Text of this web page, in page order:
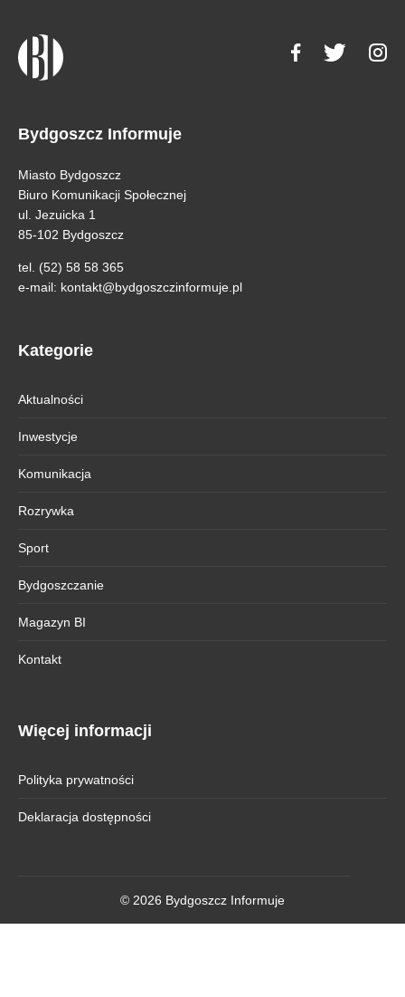
Bydgoszcz Informuje
Miasto Bydgoszcz
Biuro Komunikacji Społecznej
ul. Jezuicka 1
85-102 Bydgoszcz
tel. (52) 58 58 365
e-mail: kontakt@bydgoszczinformuje.pl
Kategorie
Aktualności
Inwestycje
Komunikacja
Rozrywka
Sport
Bydgoszczanie
Magazyn BI
Kontakt
Więcej informacji
Polityka prywatności
Deklaracja dostępności
© 2026 Bydgoszcz Informuje